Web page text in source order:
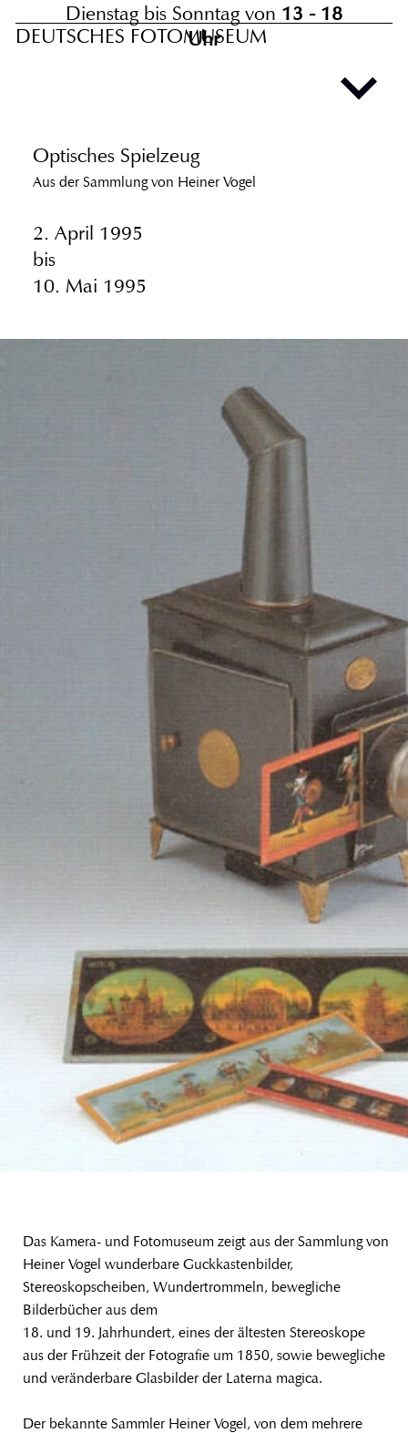
DEUTSCHES FOTOMUSEUM
Dienstag bis Sonntag von 13 - 18
Uhr
Optisches Spielzeug
Aus der Sammlung von Heiner Vogel
2. April 1995
10. Mai 1995
bis
Das Kamera- und Fotomuseum zeigt aus der Sammlung von
Heiner Vogel wunderbare Guckkastenbilder,
Stereoskopscheiben, Wundertrommeln, bewegliche
Bilderbücher aus dem
18. und 19. Jahrhundert, eines der ältesten Stereoskope
aus der Frühzeit der Fotografie um 1850, sowie bewegliche
und veränderbare Glasbilder der Laterna magica.
Der bekannte Sammler Heiner Vogel, von dem mehrere